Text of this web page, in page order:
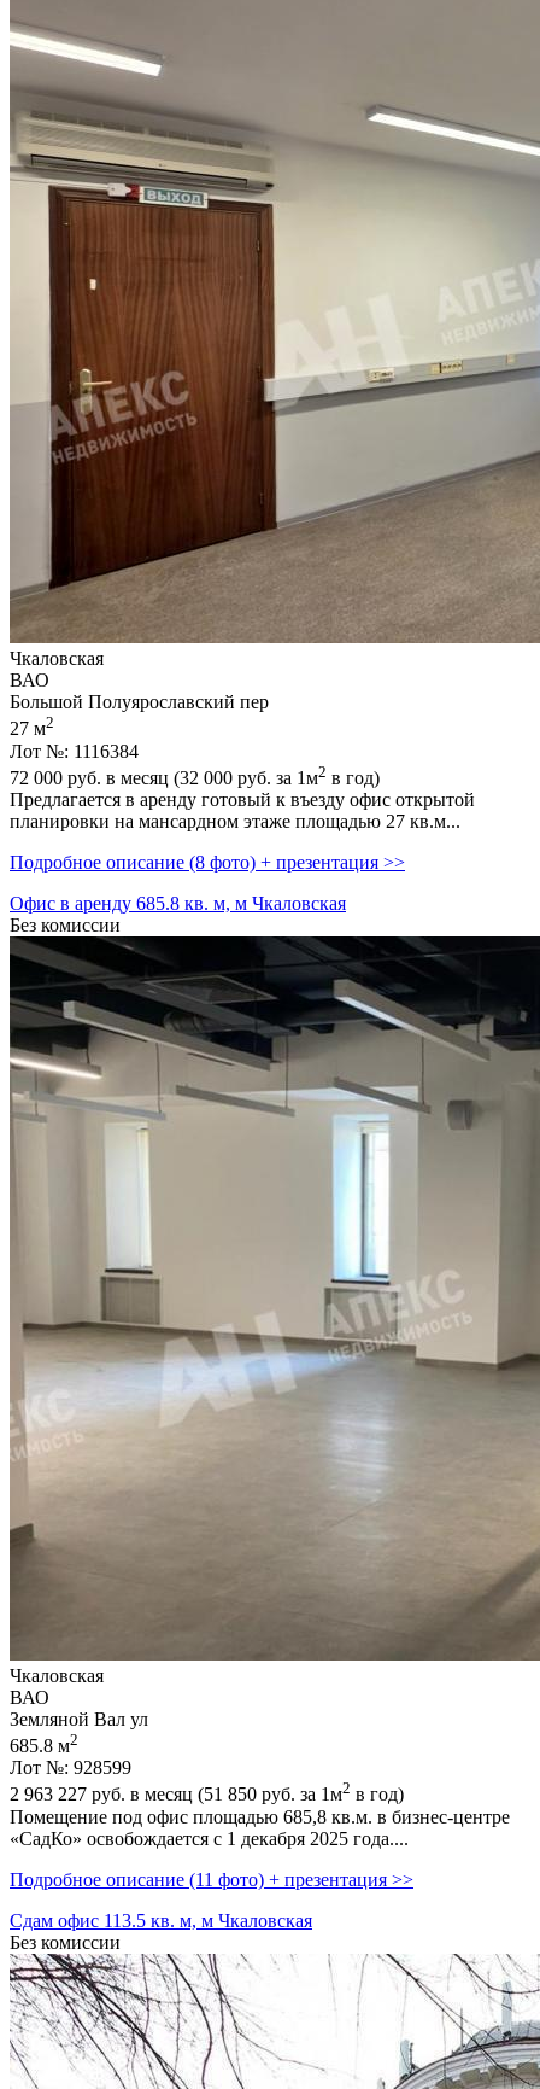
Чкаловская
ВАО
Большой Полуярославский пер
27 м2
Лот №: 1116384
72 000 руб. в месяц (32 000 руб. за 1м2 в год)
Предлагается в аренду готовый к въезду офис открытой
планировки на мансардном этаже площадью 27 кв.м...
Подробное описание (8 фото) + презентация >>
Офис в аренду 685.8 кв. м, м Чкаловская
Без комиссии
Чкаловская
ВАО
Земляной Вал ул
685.8 м2
Лот №: 928599
2 963 227 руб. в месяц (51 850 руб. за 1м2 в год)
Помещение под офис площадью 685,­8 кв.м. в бизнес-центре
«СадКо» освобождается с 1 декабря 2025 года....
Подробное описание (11 фото) + презентация >>
Сдам офис 113.5 кв. м, м Чкаловская
Без комиссии